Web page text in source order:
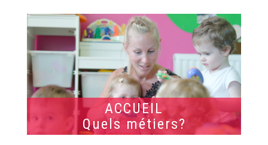
ACCUEIL
Quels métiers?